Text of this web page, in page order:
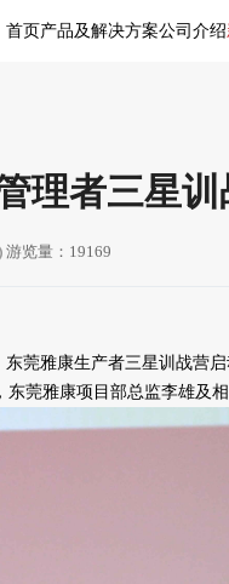
首页产品及解决方案公司介绍
理者三星
游览量：19169
莞雅康生产者三星训战营
雅康项目部总监李雄及